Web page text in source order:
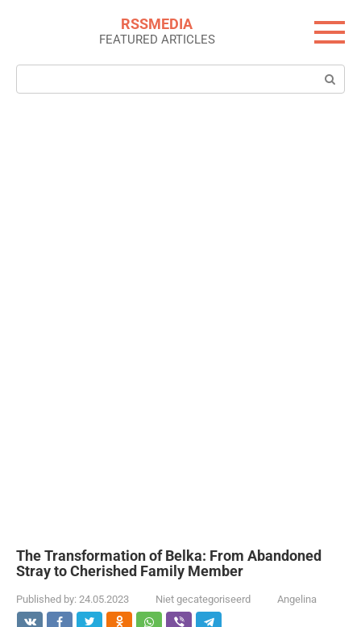
RSSMEDIA
FEATURED ARTICLES
Search:
The Transformation of Belka: From Abandoned
Stray to Cherished Family Member
Published by: 24.05.2023 Niet gecategoriseerd Angelina